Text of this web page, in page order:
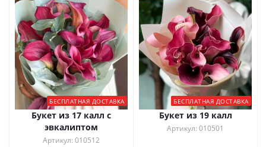
БЕСПЛАТНАЯ ДОСТАВКА
Букет из 17 калл с
эвкалиптом
Артикул: 010512
БЕСПЛАТНАЯ ДОСТАВКА
Букет из 19 калл
Артикул: 010501